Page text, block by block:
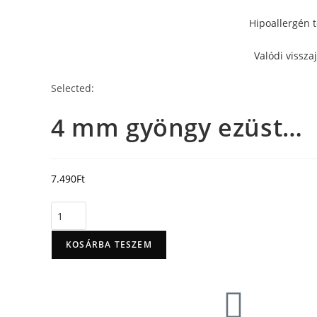
Hipoallergén
Valódi
Selected:
4 mm gyöngy ezüst…
7.490Ft
KOSÁRBA TESZEM